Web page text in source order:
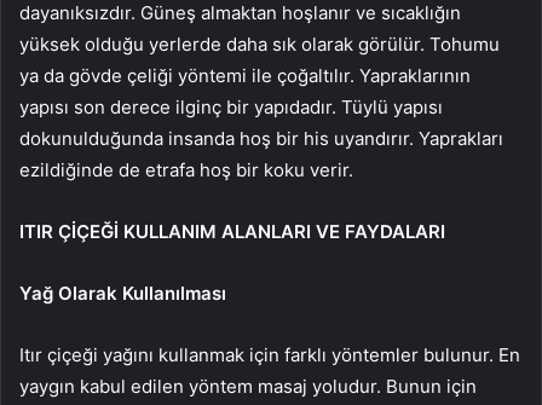
dayanıksızdır. Güneş almaktan hoşlanır ve sıcaklığın
yüksek olduğu yerlerde daha sık olarak görülür. Tohumu
ya da gövde çeliği yöntemi ile çoğaltılır. Yapraklarının
yapısı son derece ilginç bir yapıdadır. Tüylü yapısı
dokunulduğunda insanda hoş bir his uyandırır. Yaprakları
ezildiğinde de etrafa hoş bir koku verir.
ITIR ÇİÇEĞİ KULLANIM ALANLARI VE FAYDALARI
Yağ Olarak Kullanılması
Itır çiçeği yağını kullanmak için farklı yöntemler bulunur. En
yaygın kabul edilen yöntem masaj yoludur. Bunun için